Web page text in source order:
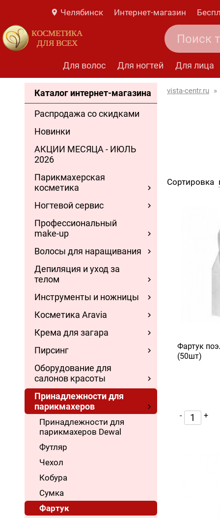
Челябинск Интернет-магазин
КОСМЕТИКА
ДЛЯ ВСЕХ
Для волос Для ногтей Для лица
Каталог интернет-магазина
Распродажа со скидками
Новинки
АКЦИИ МЕСЯЦА - ИЮЛЬ
2026
Парикмахерская
косметика
Ногтевой сервис
Профессиональный
make-up
Волосы для наращивания
Депиляция и уход за
телом
Инструменты и ножницы
Косметика Aravia
Крема для загара
Пирсинг
Оборудование для
салонов красоты
Принадлежности для
парикмахеров
Принадлежности для
парикмахеров Dewal
Футляр
Чехол
Кобура
Сумка
Фартук
vista-centr.ru »
Сортировка
Фартук
(50шт)
- +